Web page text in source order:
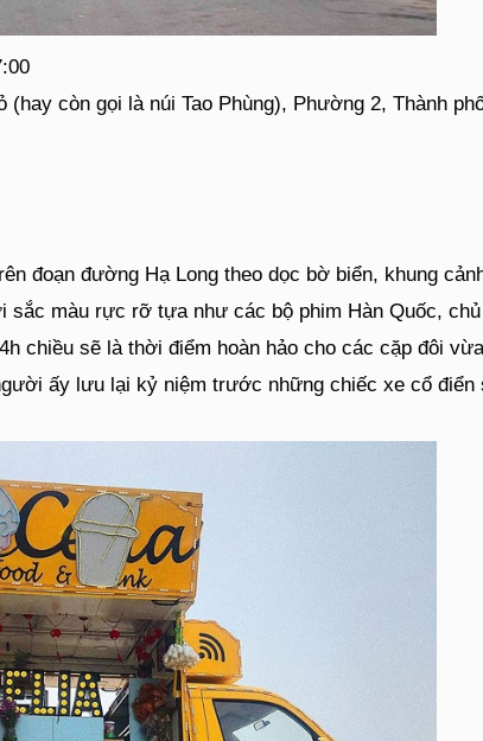
còn gọi là núi Tao Phùng), Phường 2, Thành
đoạn đường Hạ Long theo dọc bờ biển, khung
màu rực rỡ tựa như các bộ phim Hàn Quốc,
chiều sẽ là thời điểm hoàn hảo cho các cặp đôi
ấy lưu lại kỷ niệm trước những chiếc xe cổ điển